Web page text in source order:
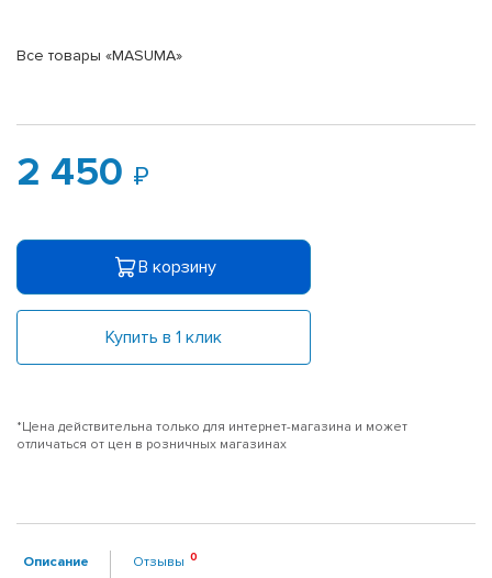
Все товары «MASUMA»
2 450
В корзину
Купить в 1 клик
*Цена действительна только для интернет-магазина и может
отличаться от цен в розничных магазинах
Описание Отзывы